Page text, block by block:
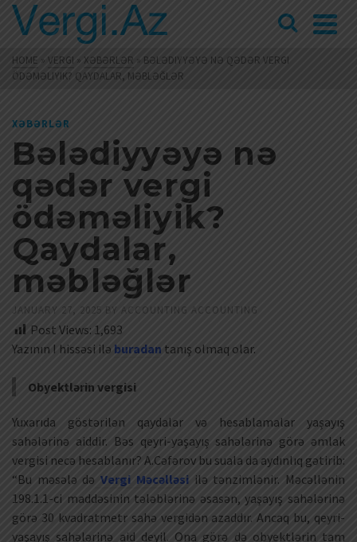
HOME » VERGI » XƏBƏRLƏR » BƏLƏDIYYƏYƏ NƏ QƏDƏR VERGI
ÖDƏMƏLIYIK? QAYDALAR, MƏBLƏĞLƏR
XƏBƏRLƏR
Bələdiyyəyə nə
qədər vergi
ödəməliyik?
Qaydalar,
məbləğlər
JANUARY 27, 2025 BY ACCOUNTING ACCOUNTING
Post Views: 1,693
Yazının I hissəsi ilə buradan tanış olmaq olar.
Obyektlərin vergisi
Yuxarıda göstərilən qaydalar və hesablamalar yaşayış
sahələrinə aiddir. Bəs qeyri-yaşayış sahələrinə görə əmlak
vergisi necə hesablanır? A.Cəfərov bu suala da aydınlıq gətirib:
“Bu məsələ də Vergi Məcəlləsi ilə tənzimlənir. Məcəllənin
198.1.1-ci maddəsinin tələblərinə əsasən, yaşayış sahələrinə
görə 30 kvadratmetr sahə vergidən azaddır. Ancaq bu, qeyri-
yaşayış sahələrinə aid deyil. Ona görə də obyektlərin tam